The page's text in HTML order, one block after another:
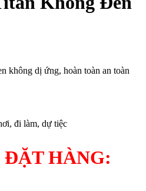
không dị ứng, hoàn toàn an toàn
đi làm, dự tiệc
HÀNG: